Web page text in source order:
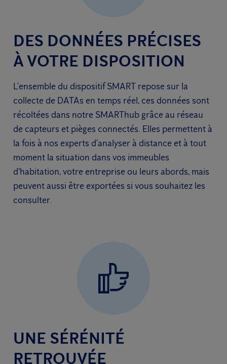
DES DONNÉES PRÉCISES
À VOTRE DISPOSITION
L’ensemble du dispositif SMART repose sur la
collecte de DATAs en temps réel, ces données sont
récoltées dans notre SMARThub grâce au réseau
de capteurs et pièges connectés. Elles permettent à
la fois à nos experts d’analyser à distance et à tout
moment la situation dans vos immeubles
d'habitation, votre entreprise ou leurs abords, mais
peuvent aussi être exportées si vous souhaitez les
consulter.
UNE SÉRÉNITÉ
RETROUVÉE